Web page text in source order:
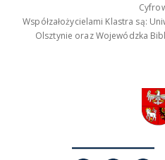
Współzałożycielami Klastra są:
Olsztynie oraz Wojewódzka